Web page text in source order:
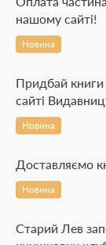
нашому сайті!
Новина
Придбай
сайті
Новина
Доставляємо
Новина
Старий Лев